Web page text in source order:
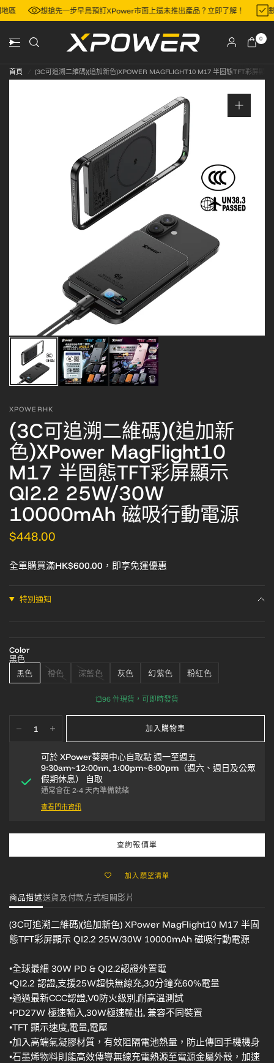
澳門地區 想搶先一步早鳥預訂XPower市面上還未推出產品？立即了解！
0
首頁 (3C可追溯二維碼)(追加新色)XPOWER MAGFLIGHT10 M17 半固態TFT彩屏顯
XPOWERHK
(3C可追溯二維碼)(追加新
色)XPower MagFlight10
M17 半固態TFT彩屏顯示
QI2.2 25W/30W
10000mAh 磁吸行動電源
$448.00
全單購買滿HK$600.00，即享免運優惠
特別通知
Color
黑色
黑色
橙色 深藍色 灰色 幻紫色 粉紅色
96 件現貨，可即時發貨
加入購物車
可於XPower葵興中心自取點 週一至週五
9:30am~12:00nn, 1:00pm~6:00pm（週六、週日及公眾
假期休息）
自取
通常會在 2-4 天內準備就緒
查看門市資訊
查詢報價單
加入願望清單
商品描述送貨及付款方式相關影片
(3C可追溯二維碼)(追加新色) XPower MagFlight10 M17 半固
態TFT彩屏顯示 QI2.2 25W/30W 10000mAh 磁吸行動電源
•全球最細 30W PD & QI2.2認證外置電
•QI2.2 認證,支援25W超快無線充,30分鐘充60%電量
•通過最新CCC認證,V0防火級別,耐高溫測試
•PD27W 極速輸入,30W極速輸出, 兼容不同裝置
•TFT 顯示速度,電量,電壓
•加入高端氣凝膠材質，有效阻隔電池熱量，防止傳回手機機身
•石墨烯物料則能高效傳導無線充電熱源至電源金屬外殼，加速